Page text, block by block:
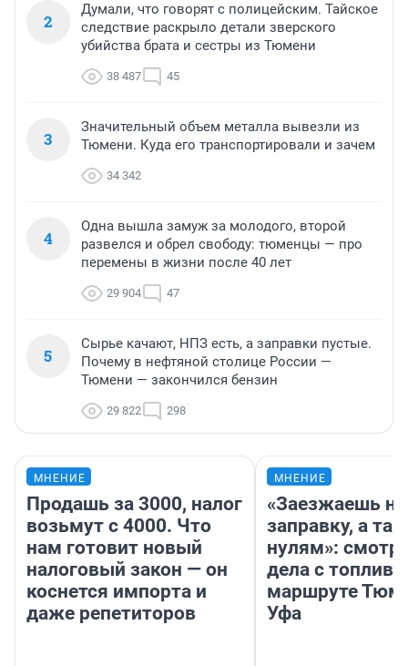
2
Думали, что говорят с полицейским. Тайское
следствие раскрыло детали зверского
убийства брата и сестры из Тюмени
38 487 45
3
Значительный объем металла вывезли из
Тюмени. Куда его транспортировали и зачем
34 342
4
Одна вышла замуж за молодого, второй
развелся и обрел свободу: тюменцы — про
перемены в жизни после 40 лет
29 904 47
5
Сырье качают, НПЗ есть, а заправки пустые.
Почему в нефтяной столице России —
Тюмени — закончился бензин
29 822 298
МНЕНИЕ
Продашь за 3000, налог
возьмут с 4000. Что
нам готовит новый
налоговый закон — он
коснется импорта и
даже репетиторов
МНЕНИЕ
«Заезжаешь на
заправку, а
нулям»:
дела с
маршруте
Уфа